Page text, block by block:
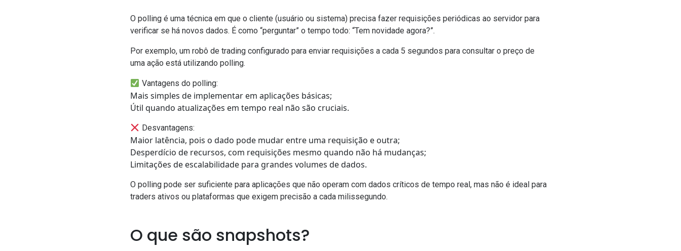
O polling é uma técnica em que o cliente (usuário ou sistema) precisa fazer requisições periódicas ao servidor para
verificar se há novos dados. É como “perguntar” o tempo todo: “Tem novidade agora?”.
Por exemplo, um robô de trading configurado para enviar requisições a cada 5 segundos para consultar o preço de
uma ação está utilizando polling.
Vantagens do polling:
Mais simples de implementar em aplicações básicas;
Útil quando atualizações em tempo real não são cruciais.
Desvantagens:
Maior latência, pois o dado pode mudar entre uma requisição e outra;
Desperdício de recursos, com requisições mesmo quando não há mudanças;
Limitações de escalabilidade para grandes volumes de dados.
O polling pode ser suficiente para aplicações que não operam com dados críticos de tempo real, mas não é ideal para
traders ativos ou plataformas que exigem precisão a cada milissegundo.
O que são snapshots?